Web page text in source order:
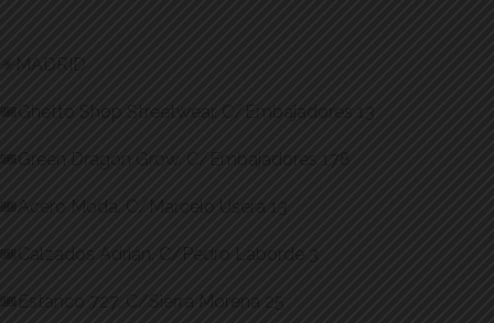
✴️MADRID
🎟️Ghetto Shop Streetwear. C/Embajadores 13
🎟️Green Dragón Grow. C/Embajadores 178
🎟️Acero Moda. C/Marcelo Usera 13
🎟️Calzados Adrián. C/Pedro Laborde 3
🎟️Estanco 727. C/Sierra Morena 25